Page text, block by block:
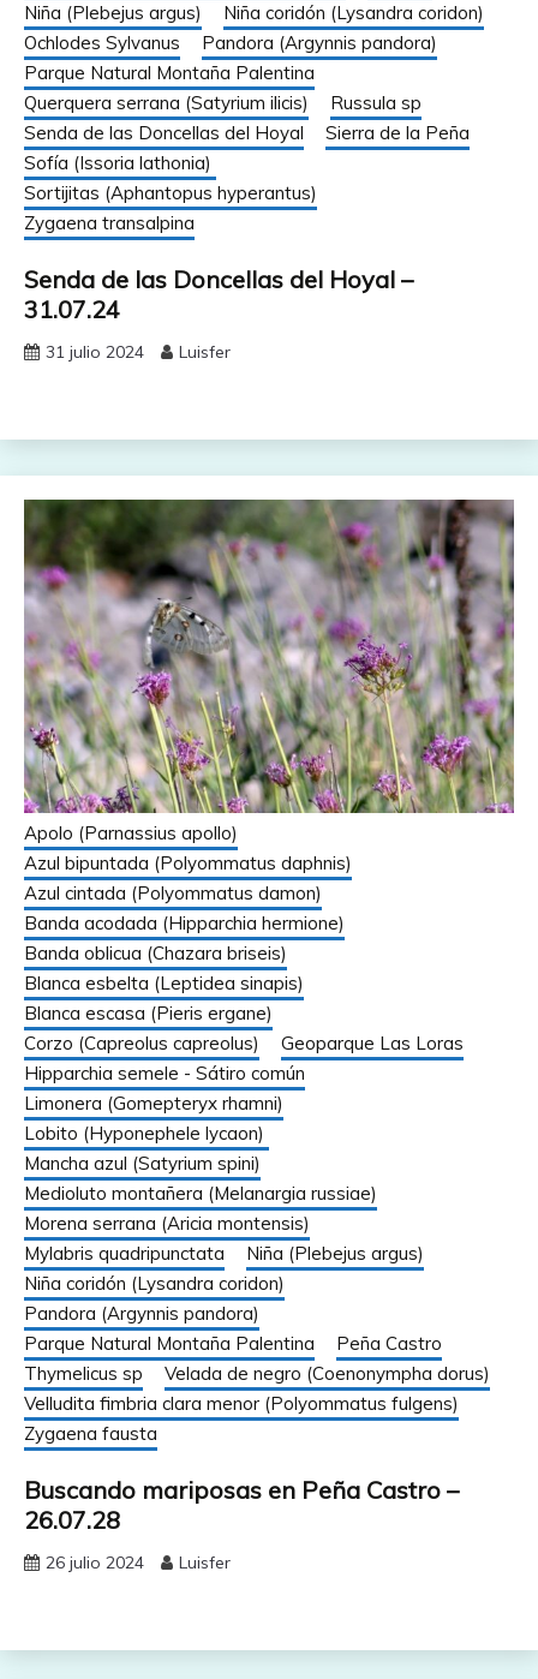
Niña (Plebejus argus)
Niña coridón (Lysandra coridon)
Ochlodes Sylvanus
Pandora (Argynnis pandora)
Parque Natural Montaña Palentina
Querquera serrana (Satyrium ilicis)
Russula sp
Senda de las Doncellas del Hoyal
Sierra de la Peña
Sofía (Issoria lathonia)
Sortijitas (Aphantopus hyperantus)
Zygaena transalpina
Senda de las Doncellas del Hoyal –
31.07.24
31 julio 2024 Luisfer
Apolo (Parnassius apollo)
Azul bipuntada (Polyommatus daphnis)
Azul cintada (Polyommatus damon)
Banda acodada (Hipparchia hermione)
Banda oblicua (Chazara briseis)
Blanca esbelta (Leptidea sinapis)
Blanca escasa (Pieris ergane)
Corzo (Capreolus capreolus)
Geoparque Las Loras
Hipparchia semele - Sátiro común
Limonera (Gomepteryx rhamni)
Lobito (Hyponephele lycaon)
Mancha azul (Satyrium spini)
Medioluto montañera (Melanargia russiae)
Morena serrana (Aricia montensis)
Mylabris quadripunctata
Niña (Plebejus argus)
Niña coridón (Lysandra coridon)
Pandora (Argynnis pandora)
Parque Natural Montaña Palentina
Peña Castro
Thymelicus sp
Velada de negro (Coenonympha dorus)
Velludita fimbria clara menor (Polyommatus fulgens)
Zygaena fausta
Buscando mariposas en Peña Castro –
26.07.28
26 julio 2024 Luisfer